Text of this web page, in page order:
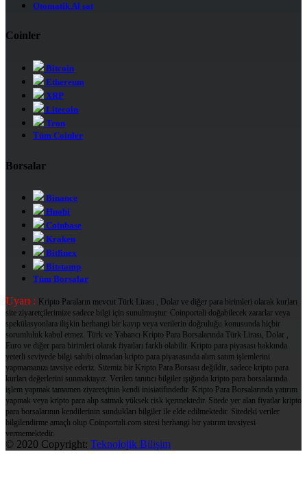
Otomatik Al sat
Coinler
Bitcoin
Ethereum
XRP
Litecoin
Tron
Tüm Coinler
Borsalar
Binance
Huobi
Coinbase
Kraken
Bitfinex
Bitstamp
Tüm Borsalar
Uyarı : Kripto Paraların mevcut Türk Lirası , Dolar ve diğer para birimleri olarak kurları
site ziyaretçilerimize sadece bilgi için sunulmuştur. Coinportali doğabilecek zararlar veya
spekülasyonlara ilişkin herhangi bir kayıp veya verilerin doğruluğu konusunda hiçbir
sorumluluk kabul etmez. Türk ve Yabancı Kripto Para Borsalarında Türk Lirası, Dolar ,
Euro ve diğer para birimleri olarak fiyatları farklı olabilir. Kripto para piyasası hakkında
yeterli seviyede bilgi sahibi olmadan kripto para piyasasında alım satım işlemlerini
yapmamanızı tavsiye ederiz. Sitemiz bir Kripto Para Borsası değildir, sadece kripto para
kurları değerlerini sunmaktayız. Verilen tanıtıcı bilgiler ışığında kripto para borsalarında
işlem yapmak tamamen ziyaretçinin kendi inisiatifindedir. Kripto Para Borsalarında yatırım
yapmak veya kripto para alıp satmak yüksek risk içermektedir. Sitede yer alan fiyatlar kripto
para borsalarının kendilerinin sundukları bilgiler ile elde edilmektedir. Sitedeki veriler
bilgilendirme amaçlı olup Coinportali.com sitesi herhangi bir yatırım tavsiyesi
vermemektedir.
© 2020 Copyright: Teknolojik Bilişim